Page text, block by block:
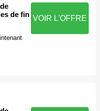
de fin
VOIR L'OFFRE